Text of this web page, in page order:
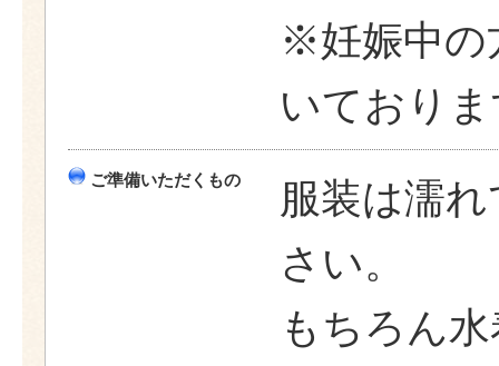
※妊娠中の
いており
ご準備いただくもの
服装は濡
さい。
もちろん